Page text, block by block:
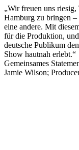
„Wir freuen uns
Hamburg zu bringen –
eine andere. Mit
für die Produktion,
deutsche Publikum
Show hautnah erlebt.“
Gemeinsames
Jamie Wilson;